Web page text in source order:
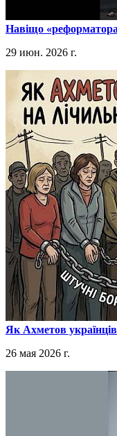
​Навіщо
29 июн. 2026 г.
​Як Ахметов
26 мая 2026 г.